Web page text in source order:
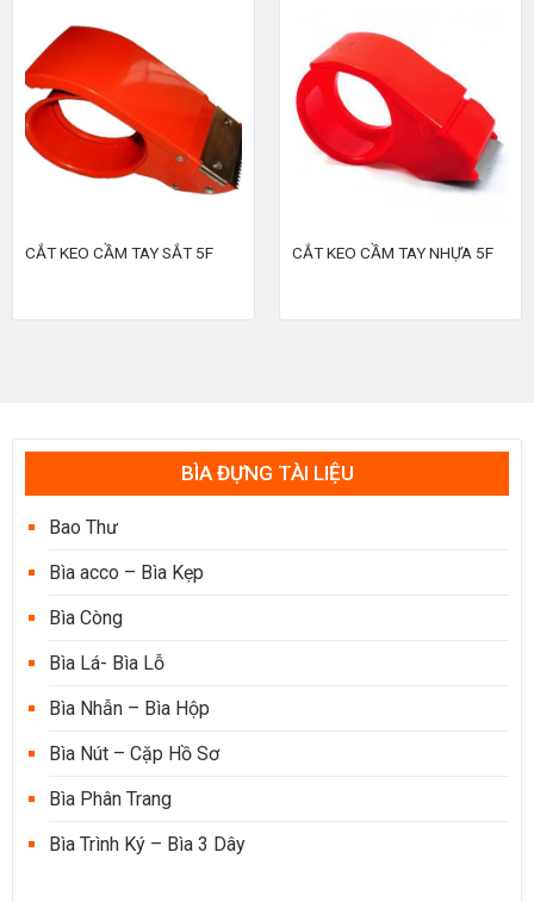
CẮT KEO CẦM TAY SẮT 5F CẮT KEO CẦM TAY NHỰA 5F
BÌA ĐỰNG TÀI LIỆU
Bao Thư
Bìa acco – Bìa Kẹp
Bìa Còng
Bìa Lá- Bìa Lỗ
Bìa Nhẫn – Bìa Hộp
Bìa Nút – Cặp Hồ Sơ
Bìa Phân Trang
Bìa Trình Ký – Bìa 3 Dây